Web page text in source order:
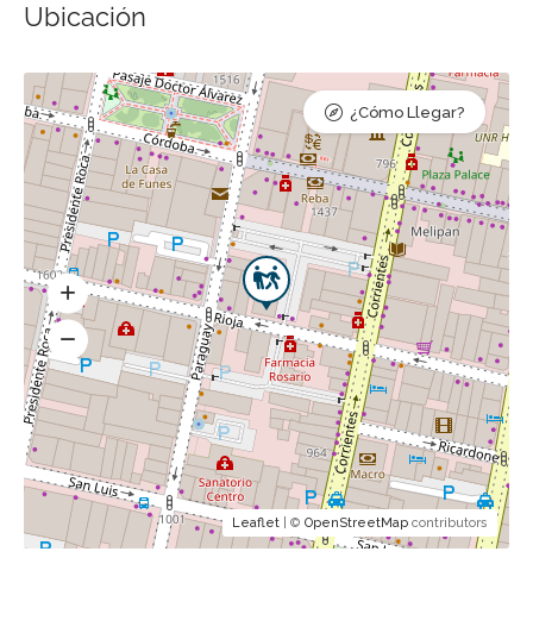
Ubicación
Leaflet | © OpenStreetMap contributors
¿Cómo Llegar?